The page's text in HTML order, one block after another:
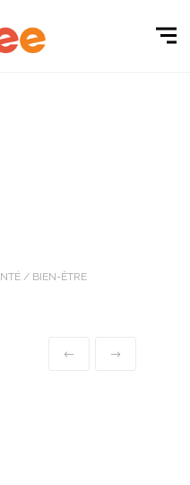
/ BIEN-ÊTRE